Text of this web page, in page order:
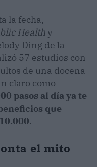
la fecha,
Healthy
Ding de la
57 estudios con
de una docena
claro como
pasos al día ya te
que
.
el mito